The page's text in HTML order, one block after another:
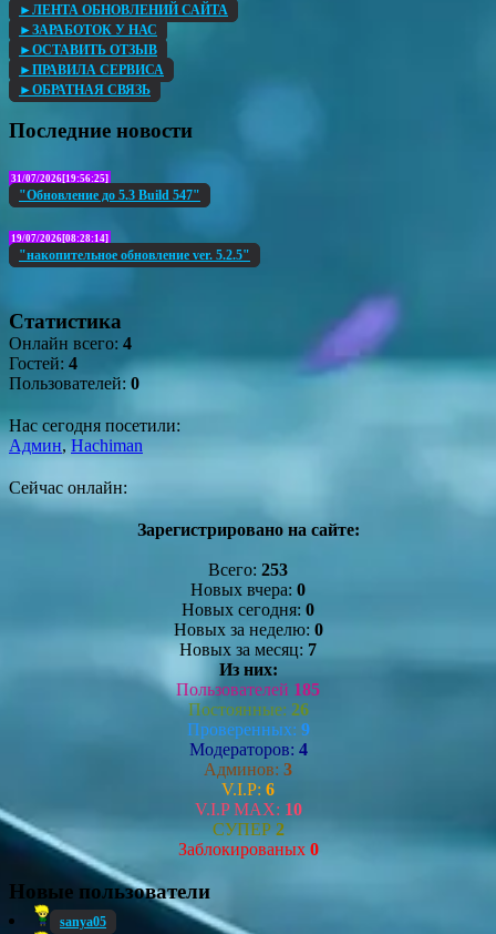
►ЛЕНТА ОБНОВЛЕНИЙ САЙТА
►ЗАРАБОТОК У НАС
►ОСТАВИТЬ ОТЗЫВ
►ПРАВИЛА СЕРВИСА
►ОБРАТНАЯ СВЯЗЬ
Последние новости
31/07/2026[19:56:25]
"Обновление до 5.3 Build 547"
19/07/2026[08:28:14]
"накопительное обновление ver. 5.2.5"
Статистика
Онлайн всего: 4
Гостей: 4
Пользователей: 0
Нас сегодня посетили:
Админ,Hachiman
Сейчас онлайн:
Зарегистрировано на сайте:
Всего: 253
Новых вчера: 0
Новых сегодня: 0
Новых за неделю: 0
Новых за месяц: 7
Из них:
Пользователей 185
Постоянные: 26
Проверенных: 9
Модераторов: 4
Админов: 3
V.I.P: 6
V.I.P MAX: 10
СУПЕР 2
Заблокированых 0
Новые пользователи
sanya05